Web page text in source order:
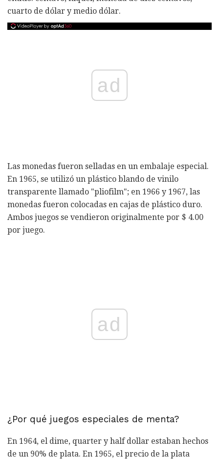
cuarto de dólar y medio dólar.
ad
Las monedas fueron selladas en un embalaje especial.
En 1965, se utilizó un plástico blando de vinilo
transparente llamado "pliofilm"; en 1966 y 1967, las
monedas fueron colocadas en cajas de plástico duro.
Ambos juegos se vendieron originalmente por $ 4.00
por juego.
ad
¿Por qué juegos especiales de menta?
En 1964, el dime, quarter y half dollar estaban hechos
de un 90% de plata. En 1965, el precio de la plata